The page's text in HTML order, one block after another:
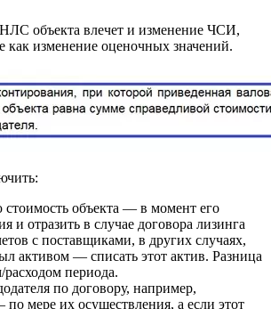
объекта влечет и изменение ЧСИ,
как изменение оценочных значений.
стоимость объекта — в момент его
и отразить в случае договора лизинга
с поставщиками, в других случаях,
активом — списать этот актив. Разница
расходом периода.
по договору, например,
по мере их осуществления, а если этот